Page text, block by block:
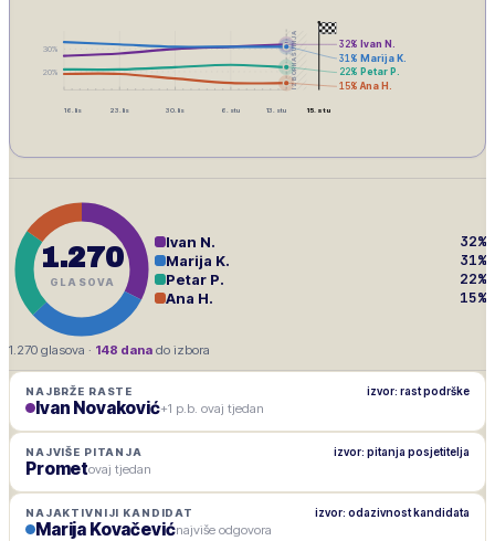
IZBORNA ŠUTNJA
20%
30% 32% Ivan N.
31% Marija K.
22% Petar P.
15% Ana H.
16. lis 23. lis 30. lis 6. stu 13. stu 15. stu
1.270
GLASOVA
Ivan N. 32%
Marija K. 31%
Petar P. 22%
Ana H. 15%
1.270 glasova · 148 dana do izbora
NAJBRŽE RASTE izvor: rast podrške
Ivan Novaković+1 p.b. ovaj tjedan
NAJVIŠE PITANJA izvor: pitanja posjetitelja
Prometovaj tjedan
NAJAKTIVNIJI KANDIDAT izvor: odazivnost kandidata
Marija Kovačevićnajviše odgovora